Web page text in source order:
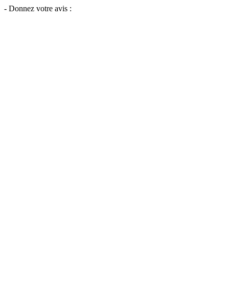
- Donnez votre avis :